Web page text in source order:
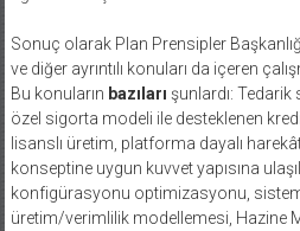
Sonuç olarak Plan Prensipler
ve diğer ayrıntılı konuları da içeren
Bu konuların bazıları şunlardı: Tedarik
özel sigorta modeli ile desteklenen
lisanslı üretim, platforma dayalı
konseptine uygun kuvvet yapısına
konfigürasyonu optimizasyonu,
üretim/verimlilik modellemesi, Hazine